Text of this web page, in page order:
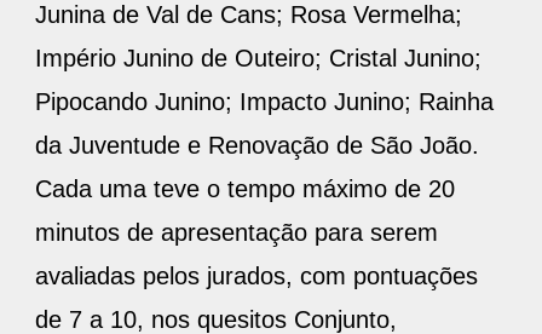
Junina de Val de Cans; Rosa Vermelha;
Império Junino de Outeiro; Cristal Junino;
Pipocando Junino; Impacto Junino; Rainha
da Juventude e Renovação de São João.
Cada uma teve o tempo máximo de 20
minutos de apresentação para serem
avaliadas pelos jurados, com pontuações
de 7 a 10, nos quesitos Conjunto,